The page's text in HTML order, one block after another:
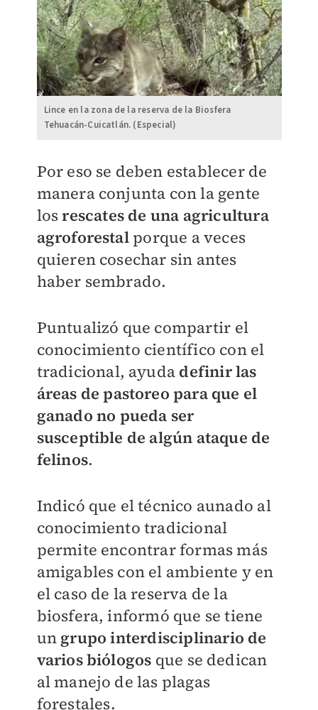
Lince en la zona de la reserva de la Biosfera
Tehuacán-Cuicatlán. (Especial)
Por eso se deben establecer de
manera conjunta con la gente
losrescates de una agricultura
agroforestalporque a veces
quieren cosechar sin antes
haber sembrado.
Puntualizó que compartir el
conocimiento científico con el
tradicional, ayuda definir las
áreas de pastoreo para que el
ganado no pueda ser
susceptible de algún ataque de
felinos.
Indicó que el técnico aunado al
conocimiento tradicional
permite encontrar formas más
amigables con el ambiente y en
el caso de la reserva de la
biosfera, informó que se tiene
ungrupo interdisciplinario de
varios biólogos que se dedican
al manejo de las plagas
forestales.